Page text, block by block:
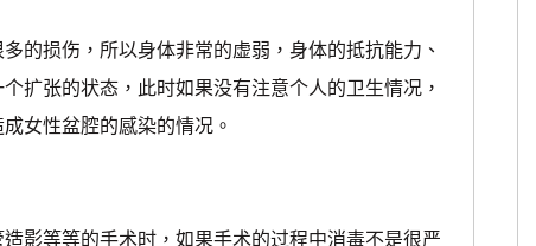
的损伤，所以身体非常的虚弱，身体的抵抗能力、
扩张的状态，此时如果没有注意个人的卫生情况，
女性盆腔的感染的情况。
等等的手术时，如果手术的过程中消毒不是很严